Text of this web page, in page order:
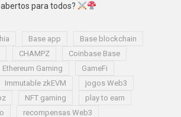
para todos?
Base app
Base blockchain
CHAMPZ
Coinbase Base
Ethereum Gaming
GameFi
Immutable zkEVM
jogos Web3
NFT gaming
play to earn
recompensas Web3